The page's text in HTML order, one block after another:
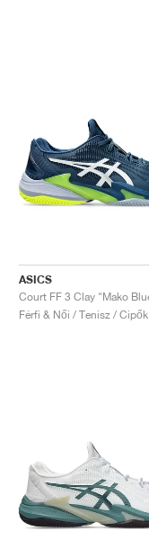
ASICS
Férfi & Női / Tenisz / Cipők